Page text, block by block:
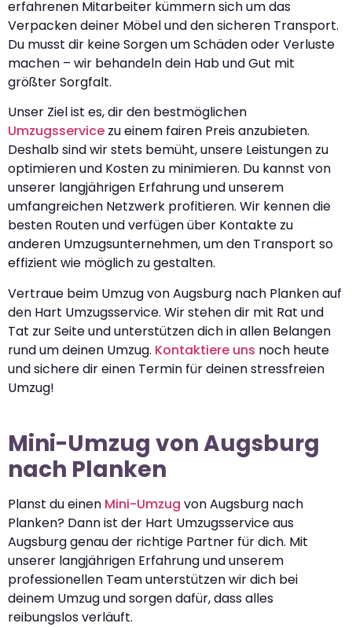
erfahrenen Mitarbeiter kümmern sich um das
Verpacken deiner Möbel und den sicheren Transport.
Du musst dir keine Sorgen um Schäden oder Verluste
machen – wir behandeln dein Hab und Gut mit
größter Sorgfalt.
Unser Ziel ist es, dir den bestmöglichen
Umzugsservice zu einem fairen Preis anzubieten.
Deshalb sind wir stets bemüht, unsere Leistungen zu
optimieren und Kosten zu minimieren. Du kannst von
unserer langjährigen Erfahrung und unserem
umfangreichen Netzwerk profitieren. Wir kennen die
besten Routen und verfügen über Kontakte zu
anderen Umzugsunternehmen, um den Transport so
effizient wie möglich zu gestalten.
Vertraue beim Umzug von Augsburg nach Planken auf
den Hart Umzugsservice. Wir stehen dir mit Rat und
Tat zur Seite und unterstützen dich in allen Belangen
rund um deinen Umzug. Kontaktiere uns noch heute
und sichere dir einen Termin für deinen stressfreien
Umzug!
Mini-Umzug von Augsburg
nach Planken
Planst du einen Mini-Umzug von Augsburg nach
Planken? Dann ist der Hart Umzugsservice aus
Augsburg genau der richtige Partner für dich. Mit
unserer langjährigen Erfahrung und unserem
professionellen Team unterstützen wir dich bei
deinem Umzug und sorgen dafür, dass alles
reibungslos verläuft.